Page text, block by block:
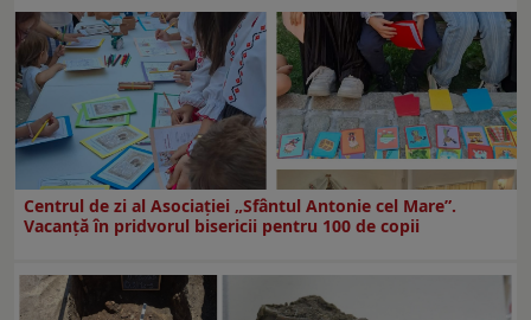
Centrul de zi al Asociației „Sfântul Antonie cel Mare”.
Vacanță în pridvorul bisericii pentru 100 de copii